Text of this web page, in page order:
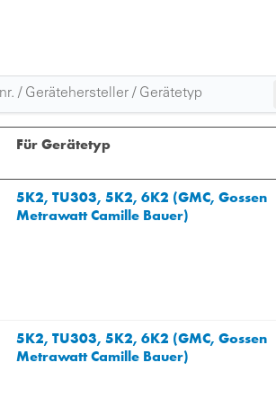
Für Gerätetyp
5K2, TU303, 5K2, 6K2 (GMC, Gossen
Metrawatt Camille Bauer)
5K2, TU303, 5K2, 6K2 (GMC, Gossen
Metrawatt Camille Bauer)